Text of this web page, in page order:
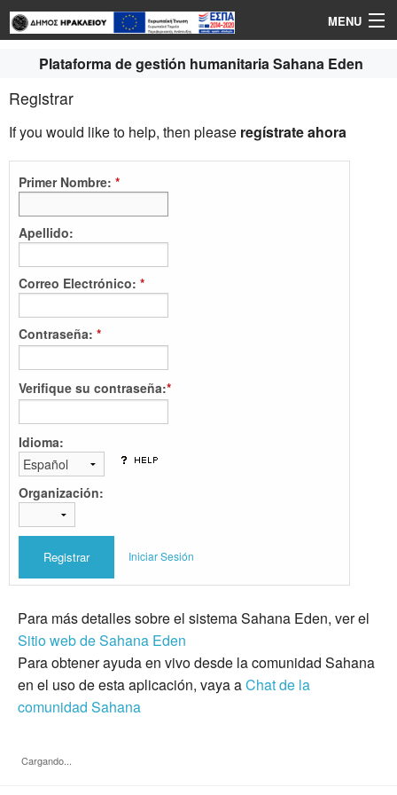
MENU
Iniciar Sesión
Idioma
Ayudar
Plataforma de gestión humanitaria Sahana Eden
Registrar
If you would like to help, then please regístrate ahora
Primer Nombre: *
Apellido:
Correo Electrónico: *
Contraseña: *
Verifique su contraseña:*
Idioma:
Organización:
Iniciar Sesión
Para más detalles sobre el sistema Sahana Eden, ver el
Sitio web de Sahana Eden
Para obtener ayuda en vivo desde la comunidad Sahana
en el uso de esta aplicación, vaya aChat de la
comunidad Sahana
Cargando...